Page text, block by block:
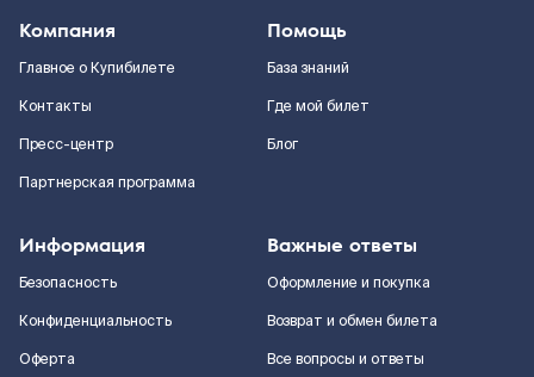
Компания
Главное о Купибилете
Контакты
Пресс-центр
Партнерская программа
Помощь
База знаний
Где мой билет
Блог
Информация
Безопасность
Конфиденциальность
Оферта
Важные ответы
Оформление и покупка
Возврат и обмен билета
Все вопросы и ответы